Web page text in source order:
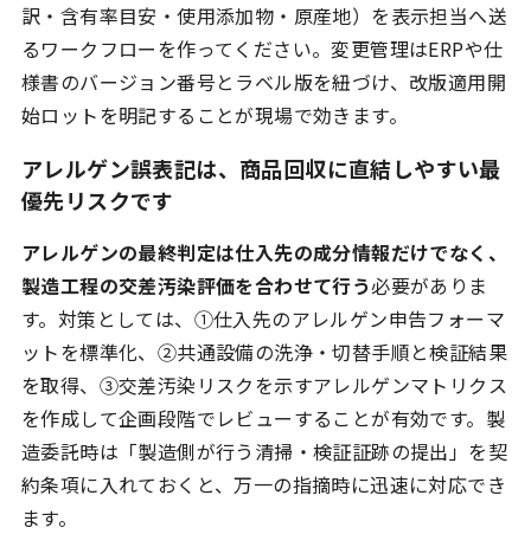
訳・含有率目安・使用添加物・原産地）を表示担当へ送
るワークフローを作ってください。変更管理はERPや仕
様書のバージョン番号とラベル版を紐づけ、改版適用開
始ロットを明記することが現場で効きます。
アレルゲン誤表記は、商品回収に直結しやすい最
優先リスクです
アレルゲンの最終判定は仕入先の成分情報だけでなく、
製造工程の交差汚染評価を合わせて行う必要がありま
す。対策としては、①仕入先のアレルゲン申告フォーマ
ットを標準化、②共通設備の洗浄・切替手順と検証結果
を取得、③交差汚染リスクを示すアレルゲンマトリクス
を作成して企画段階でレビューすることが有効です。製
造委託時は「製造側が行う清掃・検証証跡の提出」を契
約条項に入れておくと、万一の指摘時に迅速に対応でき
ます。